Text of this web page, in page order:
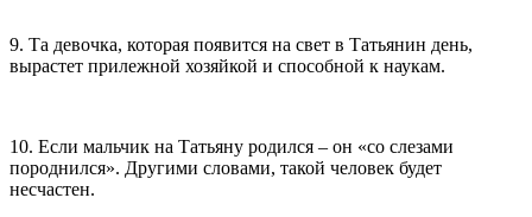
9. Та девочка, которая появится на свет в Татьянин день,
вырастет прилежной хозяйкой и способной к наукам.
10. Если мальчик на Татьяну родился – он «со слезами
породнился». Другими словами, такой человек будет
несчастен.